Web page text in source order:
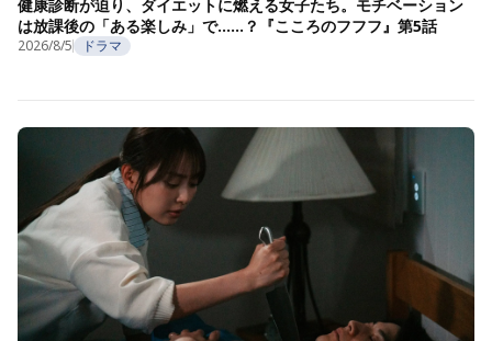
健康診断が迫り、ダイエットに燃える女子たち。モチベーション
は放課後の「ある楽しみ」で……？『こころのフフフ』第5話
2026/8/5 ドラマ